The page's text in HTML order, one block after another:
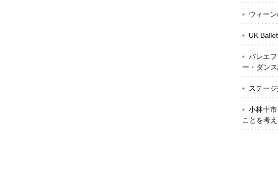
ウィー
UK
バレエ
ー・ダン
ステー
小林十
ことを考え